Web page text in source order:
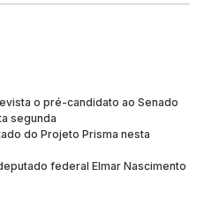
o pré-candidato ao Senado
segunda
do Projeto Prisma nesta
federal Elmar Nascimento